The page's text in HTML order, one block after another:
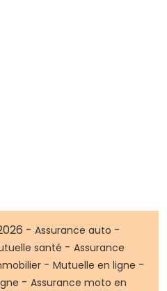
- Assurance auto -
santé - Assurance
- Mutuelle en ligne -
- Assurance moto en